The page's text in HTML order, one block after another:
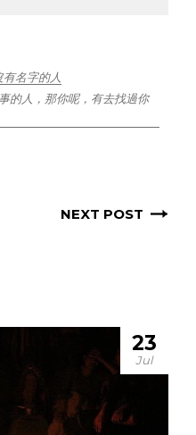
有名字的人
的人，那你呢，有去找過你
NEXT POST
23
Jul